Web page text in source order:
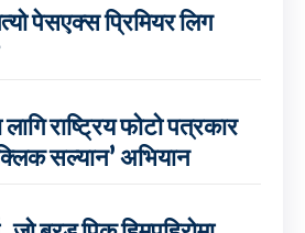
पेसएक्स प्रिमियर लिग
राष्ट्रिय फोटो पत्रकार
सल्यान’ अभियान